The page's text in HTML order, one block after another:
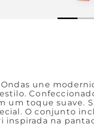
une
um toque suave.
O conjunto
inspirada na